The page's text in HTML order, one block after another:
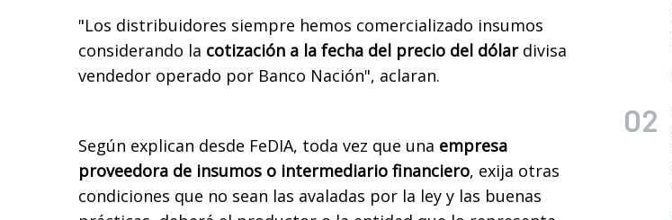
"Los distribuidores siempre hemos comercializado insumos
considerando la cotización a la fecha del precio del dólardivisa
vendedor operado por Banco Nación", aclaran.
Según explican desde FeDIA, toda vez que una empresa
proveedora de insumos o intermediario financiero, exija otras
condiciones que no sean las avaladas por la ley y las buenas